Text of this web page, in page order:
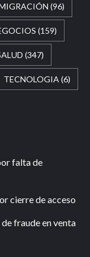
(96)
(159)
(347)
TECNOLOGIA (6)
falta de
cierre de acceso
fraude en venta